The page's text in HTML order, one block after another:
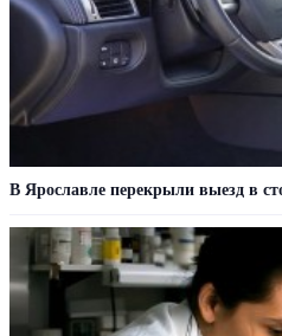
В Ярославле перекрыли выезд в